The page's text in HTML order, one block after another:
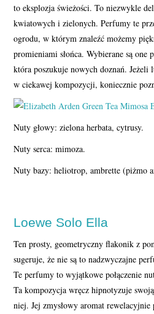
to eksplozja świeżości. To niezwykle
kwiatowych i zielonych. Perfumy te
ogrodu, w którym znaleźć możemy
promieniami słońca. Wybierane są one
która poszukuje nowych doznań. Jeżeli
w ciekawej kompozycji, koniecznie
Nuty głowy: zielona herbata, cytrusy.
Nuty serca: mimoza.
Nuty bazy: heliotrop, ambrette (piżmo
Loewe Solo Ella
Ten prosty, geometryczny flakonik z
sugeruje, że nie są to nadzwyczajne
Te perfumy to wyjątkowe połączenie
Ta kompozycja wręcz hipnotyzuje
niej. Jej zmysłowy aromat rewelacyjnie